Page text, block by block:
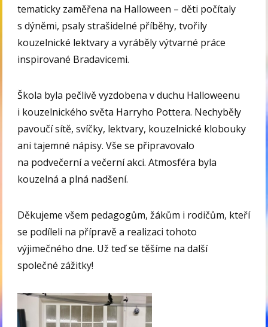
tematicky zaměřena na Halloween – děti počítaly
s dýněmi, psaly strašidelné příběhy, tvořily
kouzelnické lektvary a vyráběly výtvarné práce
inspirované Bradavicemi.
Škola byla pečlivě vyzdobena v duchu Halloweenu
i kouzelnického světa Harryho Pottera. Nechyběly
pavoučí sítě, svíčky, lektvary, kouzelnické klobouky
ani tajemné nápisy. Vše se připravovalo
na podvečerní a večerní akci. Atmosféra byla
kouzelná a plná nadšení.
Děkujeme všem pedagogům, žákům i rodičům, kteří
se podíleli na přípravě a realizaci tohoto
výjimečného dne. Už teď se těšíme na další
společné zážitky!